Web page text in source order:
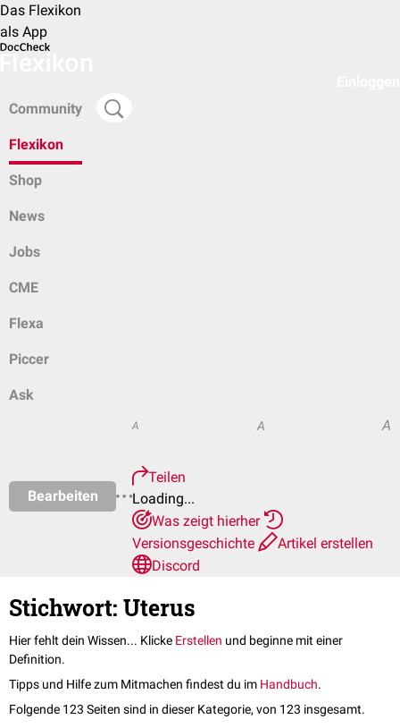
Das Flexikon
als App
Community
Flexikon
Shop
News
Jobs
CME
Flexa
Piccer
Ask
Bearbeiten
A A A
Teilen
Loading...
Was zeigt hierher
Versionsgeschichte
Artikel erstellen
Discord
Stichwort: Uterus
Hier fehlt dein Wissen... Klicke Erstellen und beginne mit einer
Definition.
Tipps und Hilfe zum Mitmachen findest du im Handbuch.
Folgende 123 Seiten sind in dieser Kategorie, von 123 insgesamt.